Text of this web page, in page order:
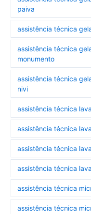
paiva
assistência técnica
assistência técnica
monumento
assistência técnica
nivi
assistência técnica
assistência técnica
assistência técnica
assistência técnica
assistência técnica
assistência técnica